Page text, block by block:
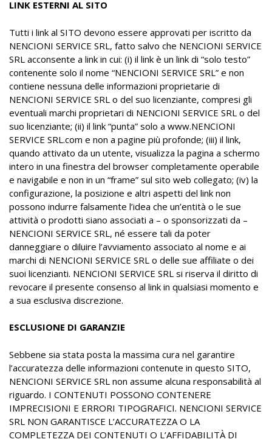
LINK ESTERNI AL SITO
Tutti i link al SITO devono essere approvati per iscritto da
NENCIONI SERVICE SRL, fatto salvo che NENCIONI SERVICE
SRL acconsente a link in cui: (i) il link è un link di “solo testo”
contenente solo il nome “NENCIONI SERVICE SRL” e non
contiene nessuna delle informazioni proprietarie di
NENCIONI SERVICE SRL o del suo licenziante, compresi gli
eventuali marchi proprietari di NENCIONI SERVICE SRL o del
suo licenziante; (ii) il link “punta” solo a www.NENCIONI
SERVICE SRL.com e non a pagine più profonde; (iii) il link,
quando attivato da un utente, visualizza la pagina a schermo
intero in una finestra del browser completamente operabile
e navigabile e non in un “frame” sul sito web collegato; (iv) la
configurazione, la posizione e altri aspetti del link non
possono indurre falsamente l’idea che un’entità o le sue
attività o prodotti siano associati a – o sponsorizzati da –
NENCIONI SERVICE SRL, né essere tali da poter
danneggiare o diluire l’avviamento associato al nome e ai
marchi di NENCIONI SERVICE SRL o delle sue affiliate o dei
suoi licenzianti. NENCIONI SERVICE SRL si riserva il diritto di
revocare il presente consenso al link in qualsiasi momento e
a sua esclusiva discrezione.
ESCLUSIONE DI GARANZIE
Sebbene sia stata posta la massima cura nel garantire
l’accuratezza delle informazioni contenute in questo SITO,
NENCIONI SERVICE SRL non assume alcuna responsabilità al
riguardo. I CONTENUTI POSSONO CONTENERE
IMPRECISIONI E ERRORI TIPOGRAFICI. NENCIONI SERVICE
SRL NON GARANTISCE L’ACCURATEZZA O LA
COMPLETEZZA DEI CONTENUTI O L’AFFIDABILITÀ DI